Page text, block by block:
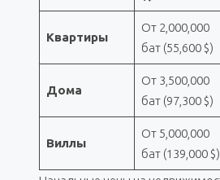
Квартиры
От 2,000,000
бат (55,600 $)
Дома
От 3,500,000
бат (97,300 $)
Виллы
От 5,000,000
бат (139,000 $)